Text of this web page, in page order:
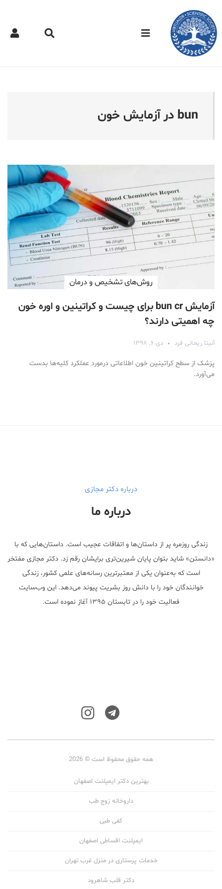
دکتر مجازی - bun در آزمایش خون
bun در آزمایش خون
روش‌های تشخیص و درمان
آزمایش bun cr برای چیست و کراتینین و اوره خون
چه اهمیتی دارند؟
آنیتا ریحانی فرد دی ۶, ۱۳۹۸
پزشک از سطح کراتینین خون اطلاعاتی درمورد عملکرد کلیه‌ها بدست
می‌آورد.
درباره دکتر مجازی
درباره ما
زندگی روزمره پر از داستان‌ها و اتفاقات عجیب است. داستان‌هایی که با
«دانستن» شاید بتوان پایان شیرین‌تری برایشان رقم زد. دکتر مجازی مفتخر
است که به‌عنوان یکی از معتبر‌ترین رسانه‌های علمی کشور، زندگی
خوانندگان خود را با دانش روز بشریت پیوند می‌دهد. این وب‌سایت
فعالیت خود را در تابستان ۱۳۹۵ آغاز نموده است.
همه حقوق محفوظ است © 2026
بهترین دکتر ایمپلنت اصفهان
داروخانه زوج طب
کفی طبی
ایمپلنت اقساطی اصفهان
خدمات پرستاری در منزل غرب تهران
دکتر قلب شاهرود